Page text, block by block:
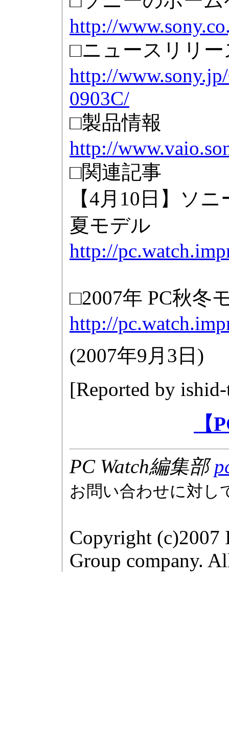
http://
□ニュースリリー
http://
0903C/
□製品情報
http://
□関連記事
【4月10日】ソ
夏モデル
http://
□2007年 PC秋冬
http://
(2007年9月3日 )
[Reported by
【
PC Watch編集部
お問い合わせに対し
Copyright (c)2007
Group company.